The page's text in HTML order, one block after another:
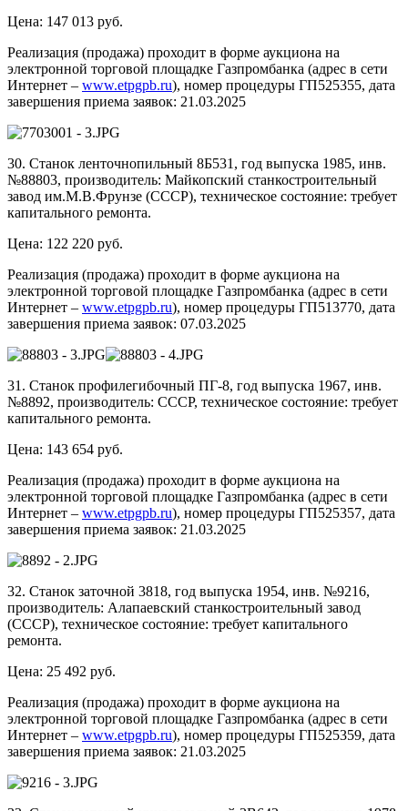
Цена: 147 013 руб.
Реализация (продажа) проходит в форме аукциона на
электронной торговой площадке Газпромбанка (адрес в сети
Интернет – www.etpgpb.ru), номер процедуры ГП525355, дата
завершения приема заявок: 21.03.2025
30. Станок ленточнопильный 8Б531, год выпуска 1985, инв.
№88803, производитель: Майкопский станкостроительный
завод им.М.В.Фрунзе (СССР), техническое состояние: требует
капитального ремонта.
Цена: 122 220 руб.
Реализация (продажа) проходит в форме аукциона на
электронной торговой площадке Газпромбанка (адрес в сети
Интернет – www.etpgpb.ru), номер процедуры ГП513770, дата
завершения приема заявок: 07.03.2025
31. Станок профилегибочный ПГ-8, год выпуска 1967, инв.
№8892, производитель: СССР, техническое состояние: требует
капитального ремонта.
Цена: 143 654 руб.
Реализация (продажа) проходит в форме аукциона на
электронной торговой площадке Газпромбанка (адрес в сети
Интернет – www.etpgpb.ru), номер процедуры ГП525357, дата
завершения приема заявок: 21.03.2025
32. Станок заточной 3818, год выпуска 1954, инв. №9216,
производитель: Алапаевский станкостроительный завод
(СССР), техническое состояние: требует капитального
ремонта.
Цена: 25 492 руб.
Реализация (продажа) проходит в форме аукциона на
электронной торговой площадке Газпромбанка (адрес в сети
Интернет – www.etpgpb.ru), номер процедуры ГП525359, дата
завершения приема заявок: 21.03.2025